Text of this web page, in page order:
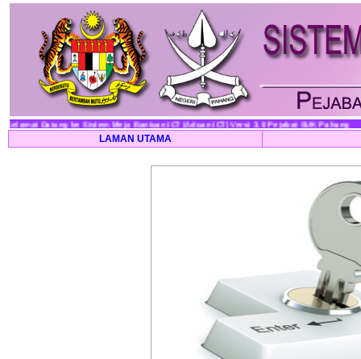
Datang ke Sistem Meja Bantuan ICT (Aduan ICT) Versi 3.0 Pejabat SUK Pahang
LAMAN UTAMA